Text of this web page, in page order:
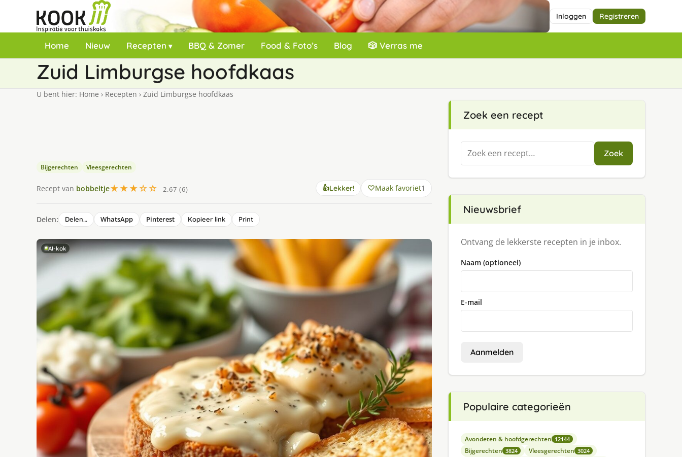
Inloggen Registreren
Home Nieuw Recepten BBQ & Zomer Food & Foto’s Blog 🎲 Verras me
Zuid Limburgse hoofdkaas
U bent hier: Home › Recepten › Zuid Limburgse hoofdkaas
Bijgerechten Vleesgerechten
Recept van bobbeltje★★★☆☆ 2.67 (6) 👍Lekker! Maak favoriet1
Delen: Delen… WhatsApp Pinterest Kopieer link Print
AI-kok
Zoek een recept
Zoeken
naar:
Zoek
Nieuwsbrief
Ontvang de lekkerste recepten in je inbox.
Naam (optioneel)
E-mail
Aanmelden
Populaire categorieën
Avondeten & hoofdgerechten 12144
Bijgerechten 3824 Vleesgerechten 3024